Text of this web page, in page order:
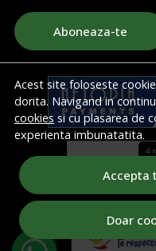
Acest site foloseste
dorita. Navigand in
cookies si cu plasarea de
experienta imbunatatita.
Accepta
Doar
Aboneaza-te